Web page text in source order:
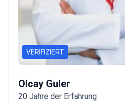
VERIFIZIERT
Olcay Guler
20 Jahre der Erfahrung